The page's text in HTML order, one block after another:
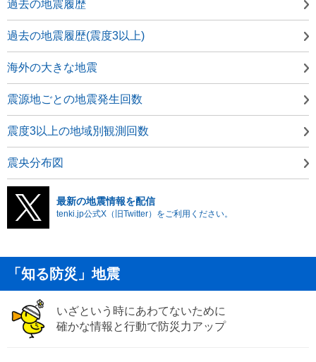
過去の地震履歴
過去の地震履歴(震度3以上)
海外の大きな地震
震源地ごとの地震発生回数
震度3以上の地域別観測回数
震央分布図
最新の地震情報を配信
tenki.jp公式X（旧Twitter）をご利用ください。
「知る防災」地震
いざという時にあわてないために
確かな情報と行動で防災力アップ